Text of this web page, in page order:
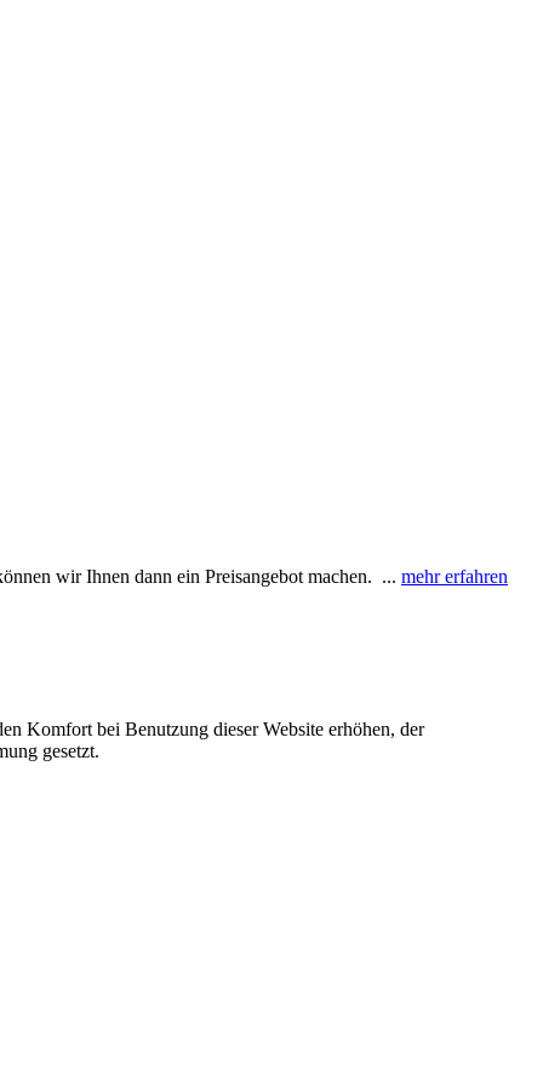
wir Ihnen dann ein Preisangebot machen. ... mehr erfahren
Komfort bei Benutzung dieser Website erhöhen, der
gesetzt.